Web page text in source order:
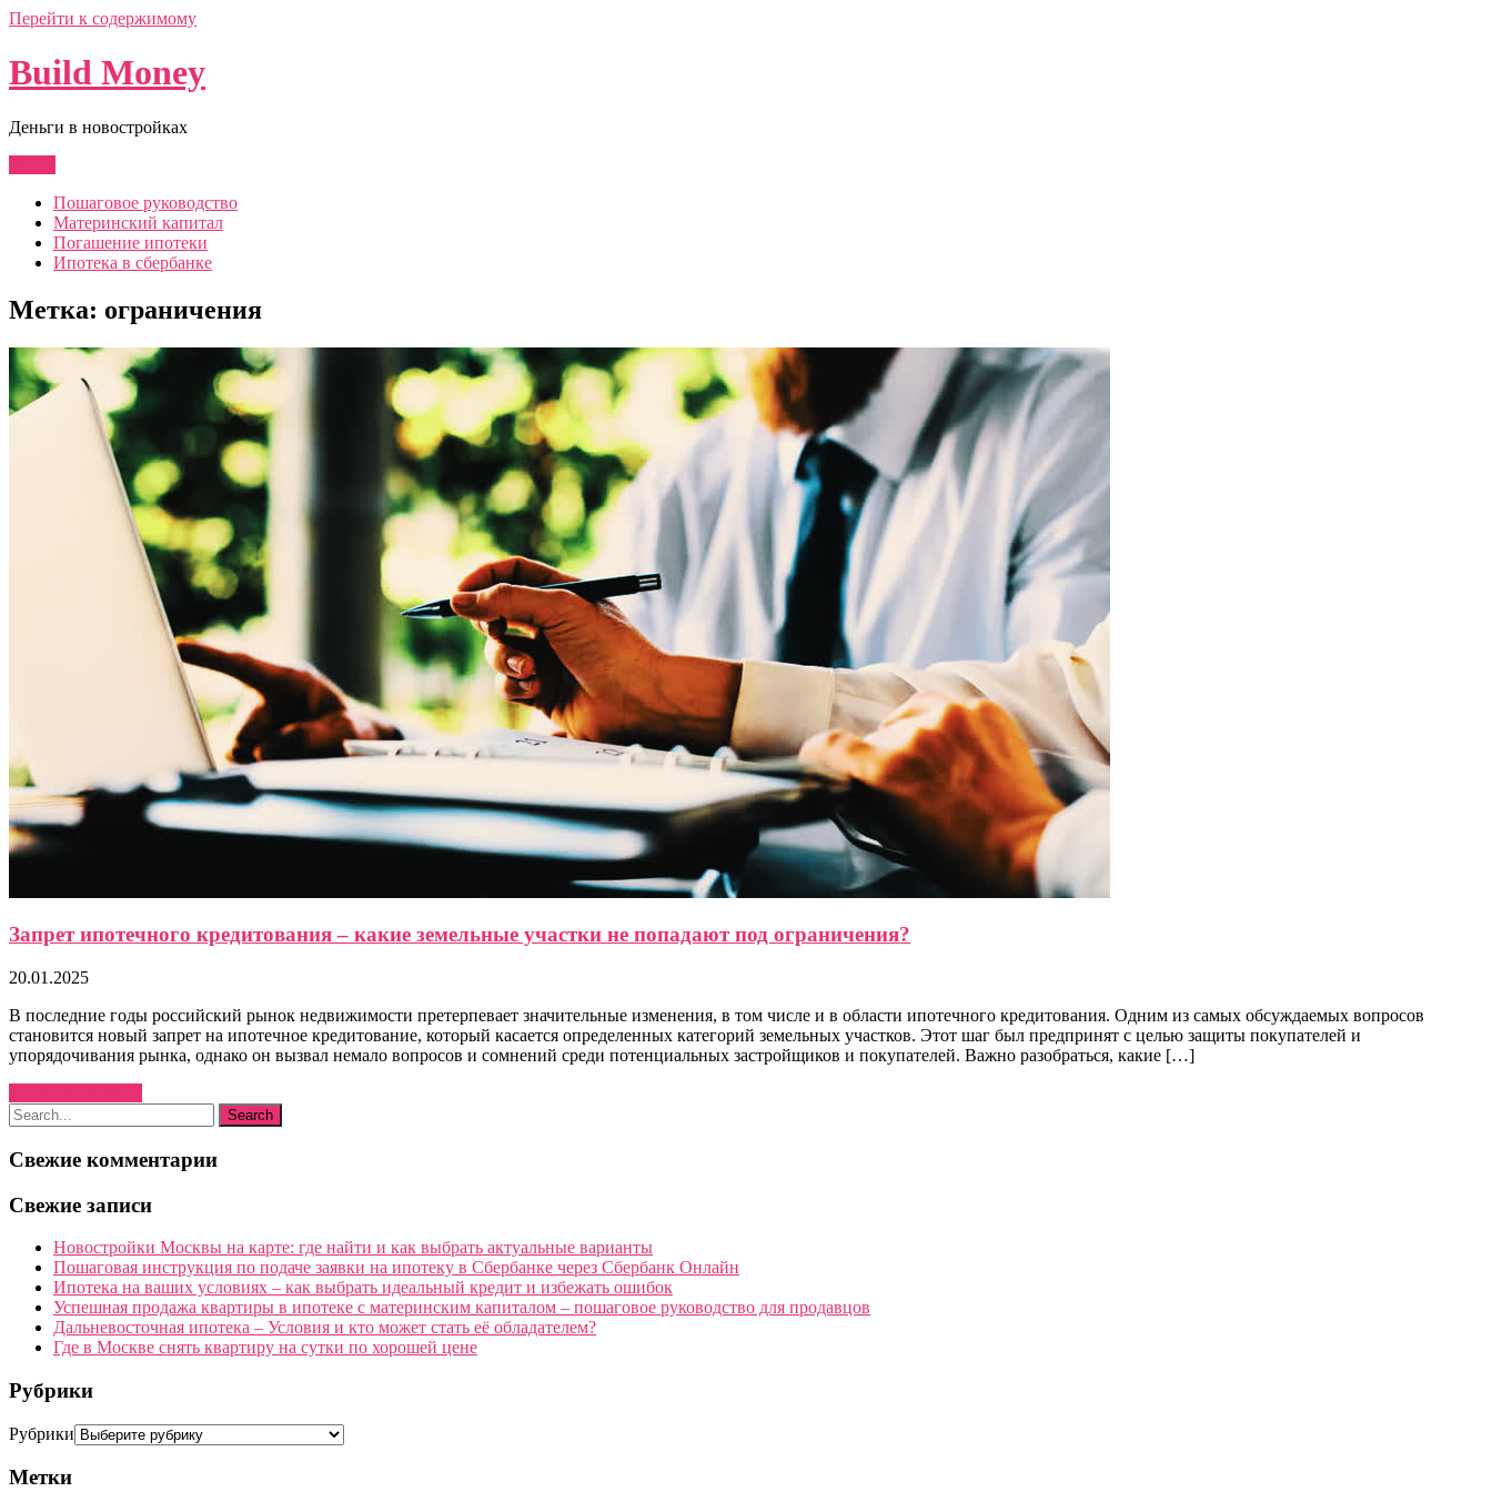
Перейти к содержимому
Build Money
Деньги в новостройках
Пошаговое руководство
Материнский капитал
Погашение ипотеки
Ипотека в сбербанке
Метка: ограничения
Запрет ипотечного кредитования – какие земельные участки не попадают под ограничения?
20.01.2025
В последние годы российский рынок недвижимости претерпевает значительные изменения, в том числе и в области ипотечного кредитования. Одним из самых обсуждаемых вопросов
становится новый запрет на ипотечное кредитование, который касается определенных категорий земельных участков. Этот шаг был предпринят с целью защиты покупателей и
упорядочивания рынка, однако он вызвал немало вопросов и сомнений среди потенциальных застройщиков и покупателей. Важно разобраться, какие […]
Свежие комментарии
Свежие записи
Новостройки Москвы на карте: где найти и как выбрать актуальные варианты
Пошаговая инструкция по подаче заявки на ипотеку в Сбербанке через Сбербанк Онлайн
Ипотека на ваших условиях – как выбрать идеальный кредит и избежать ошибок
Успешная продажа квартиры в ипотеке с материнским капиталом – пошаговое руководство для продавцов
Дальневосточная ипотека – Условия и кто может стать её обладателем?
Где в Москве снять квартиру на сутки по хорошей цене
Рубрики
Рубрики
Метки